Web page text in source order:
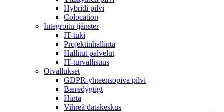
Hybridi pilvi
Colocation
Integroitu tjänster
IT-tuki
Projektinhallinta
Hallitut palvelut
IT-turvallisuus
Oivallukset
GDPR-yhteensopiva pilvi
Bæredygtigt
Hinta
Vihreä datakeskus